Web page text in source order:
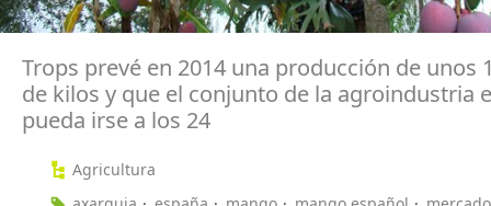
Trops prevé en 2014 una producción de unos
de kilos y que el conjunto de la agroindustria
pueda irse a los 24
Agricultura